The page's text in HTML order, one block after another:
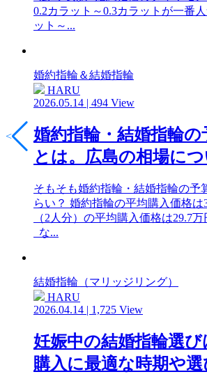
<
0.2カラット～0.3カラットが一番
ット～...
婚約指輪＆結婚指輪
HARU
2026.05.14 | 494 View
婚約指輪・結婚指輪
とは。広島の相場に
そもそも婚約指輪・結婚指輪の予
らい？ 婚約指輪の平均購入価格
（2人分）の平均購入価格は29.7
な...
結婚指輪（マリッジリング）
HARU
2026.04.14 | 1,725 View
妊娠中の結婚指輪選
購入に最適な時期や